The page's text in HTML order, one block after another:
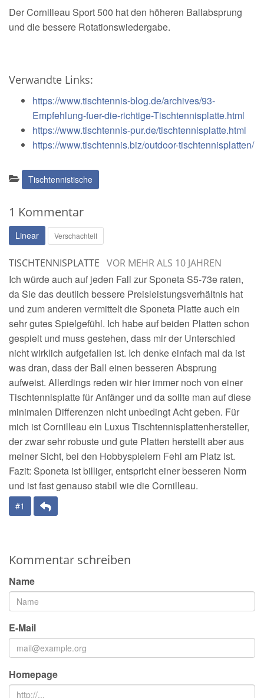
Der Cornilleau Sport 500 hat den höheren Ballabsprung
und die bessere Rotationswiedergabe.
Verwandte Links:
https://www.tischtennis-blog.de/archives/93-
Empfehlung-fuer-die-richtige-Tischtennisplatte.html
https://www.tischtennis-pur.de/tischtennisplatte.html
https://www.tischtennis.biz/outdoor-tischtennisplatten/
Kategorien:
Tischtennistische
1 Kommentar
Linear Verschachtelt
TISCHTENNISPLATTE VOR MEHR ALS 10 JAHREN
Ich würde auch auf jeden Fall zur Sponeta S5-73e raten,
da Sie das deutlich bessere Preisleistungsverhältnis hat
und zum anderen vermittelt die Sponeta Platte auch ein
sehr gutes Spielgefühl. Ich habe auf beiden Platten schon
gespielt und muss gestehen, dass mir der Unterschied
nicht wirklich aufgefallen ist. Ich denke einfach mal da ist
was dran, dass der Ball einen besseren Absprung
aufweist. Allerdings reden wir hier immer noch von einer
Tischtennisplatte für Anfänger und da sollte man auf diese
minimalen Differenzen nicht unbedingt Acht geben. Für
mich ist Cornilleau ein Luxus Tischtennisplattenhersteller,
der zwar sehr robuste und gute Platten herstellt aber aus
meiner Sicht, bei den Hobbyspielern Fehl am Platz ist.
Fazit: Sponeta ist billiger, entspricht einer besseren Norm
und ist fast genauso stabil wie die Cornilleau.
#1 Antwort
Kommentar schreiben
Name
E-Mail
Homepage